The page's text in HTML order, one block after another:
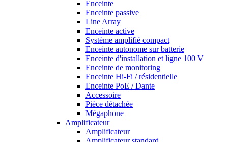
Enceinte
Enceinte passive
Line Array
Enceinte active
Système amplifié compact
Enceinte autonome sur batterie
Enceinte d'installation et ligne 100 V
Enceinte de monitoring
Enceinte Hi-Fi / résidentielle
Enceinte PoE / Dante
Accessoire
Pièce détachée
Mégaphone
Amplificateur
Amplificateur